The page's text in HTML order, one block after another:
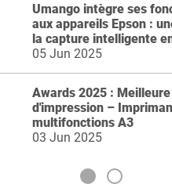
Umango intègre ses
aux appareils Epson :
la capture intelligente
05 Jun 2025
Awards 2025 :
d'impression –
multifonctions A3
03 Jun 2025